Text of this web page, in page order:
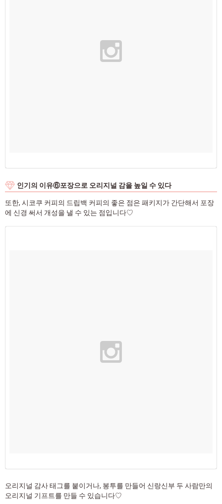
인기의 이유⑥포장으로 오리지널 감을 높일 수 있다
또한, 시코쿠 커피의 드립백 커피의 좋은 점은 패키지가 간단해서 포장
에 신경 써서 개성을 낼 수 있는 점입니다♡
오리지널 감사 태그를 붙이거나, 봉투를 만들어 신랑신부 두 사람만의
오리지널 기프트를 만들 수 있습니다♡